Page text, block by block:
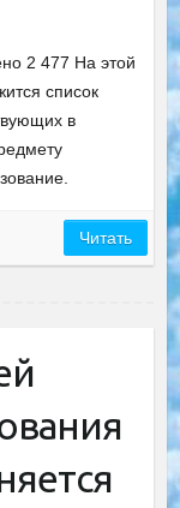
2 477 На этой
список
в
Читать